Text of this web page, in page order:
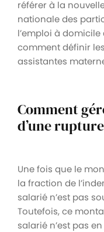
référer à la
nationale des
l’emploi à domicile
comment définir
assistantes
Comment
d’une
Une fois que le
la fraction de
salarié n’est pas
Toutefois, ce
salarié n’est pas